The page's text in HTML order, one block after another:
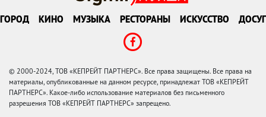
ГОРОД КИНО МУЗЫКА РЕСТОРАНЫ ИСКУССТВО ДОСУГ
© 2000-2024, ТОВ «КЕПРЕЙТ ПАРТНЕРС». Все права защищены. Все права на
материалы, опубликованные на данном ресурсе, принадлежат ТОВ «КЕПРЕЙТ
ПАРТНЕРС». Какое-либо использование материалов без письменного
разрешения ТОВ «КЕПРЕЙТ ПАРТНЕРС» запрещено.